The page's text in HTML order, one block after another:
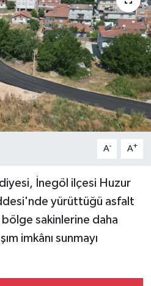
A- A+
İnegöl ilçesi Huzur
yürüttüğü asfalt
bölge sakinlerine daha
imkânı sunmayı